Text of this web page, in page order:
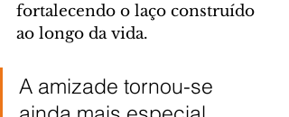
fortalecendo o laço construído
ao longo da vida.
A amizade tornou-se